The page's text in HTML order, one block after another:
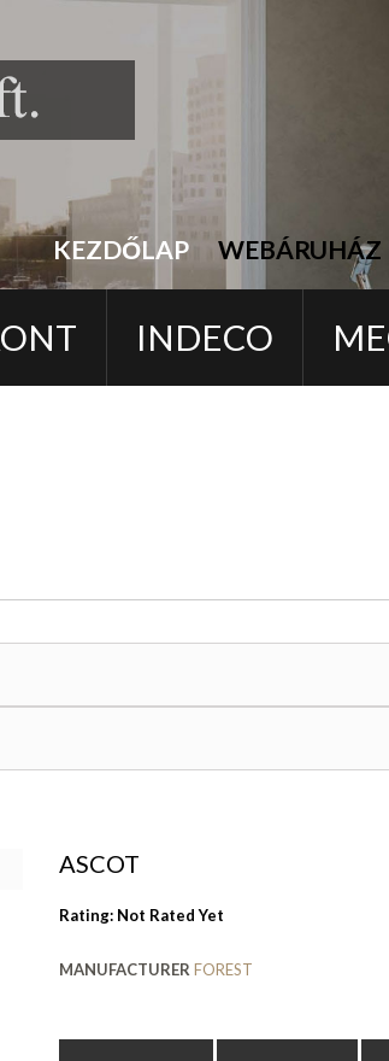
KEZDŐLAP WEBÁRUHÁZ
INDECO
ASCOT
Rating: Not Rated Yet
MANUFACTURER FOREST